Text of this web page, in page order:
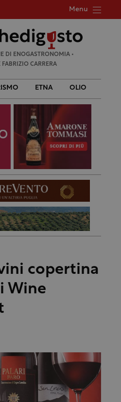
Menu
per:
DI ENOGASTRONOMIA •
FABRIZIO CARRERA
ETNA OLIO
copertina
Wine